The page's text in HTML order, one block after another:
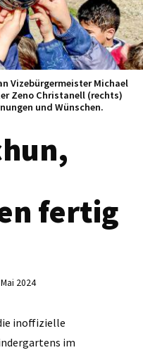
Vizebürgermeister Michael
Zeno Christanell (rechts)
und Wünschen.
fertig
2024
inoffizielle
im